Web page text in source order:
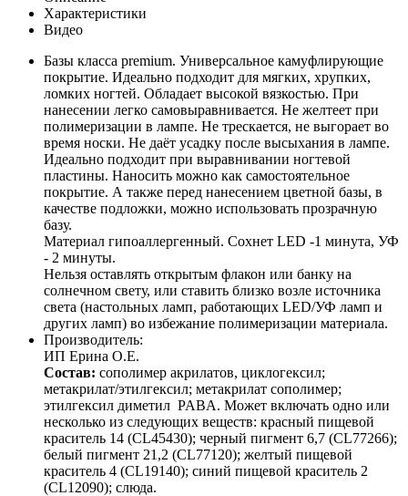
Характеристики
Видео
Базы класса premium. Универсальное камуфлирующие
покрытие. Идеально подходит для мягких, хрупких,
ломких ногтей. Обладает высокой вязкостью. При
нанесении легко самовыравнивается. Не желтеет при
полимеризации в лампе. Не трескается, не выгорает во
время носки. Не даёт усадку после высыхания в лампе.
Идеально подходит при выравнивании ногтевой
пластины. Наносить можно как самостоятельное
покрытие. А также перед нанесением цветной базы, в
качестве подложки, можно использовать прозрачную
базу.
Материал гипоаллергенный. Сохнет LED -1 минута, УФ
- 2 минуты.
Нельзя оставлять открытым флакон или банку на
солнечном свету, или ставить близко возле источника
света (настольных ламп, работающих LED/УФ ламп и
других ламп) во избежание полимеризации материала.
Производитель:
ИП Ерина О.Е.
Состав: сополимер акрилатов, циклогексил;
метакрилат/этилгексил; метакрилат сополимер;
этилгексил диметил PABA. Может включать одно или
несколько из следующих веществ: красный пищевой
краситель 14 (CL45430); черный пигмент 6,7 (CL77266);
белый пигмент 21,2 (CL77120); желтый пищевой
краситель 4 (CL19140); синий пищевой краситель 2
(CL12090); слюда.